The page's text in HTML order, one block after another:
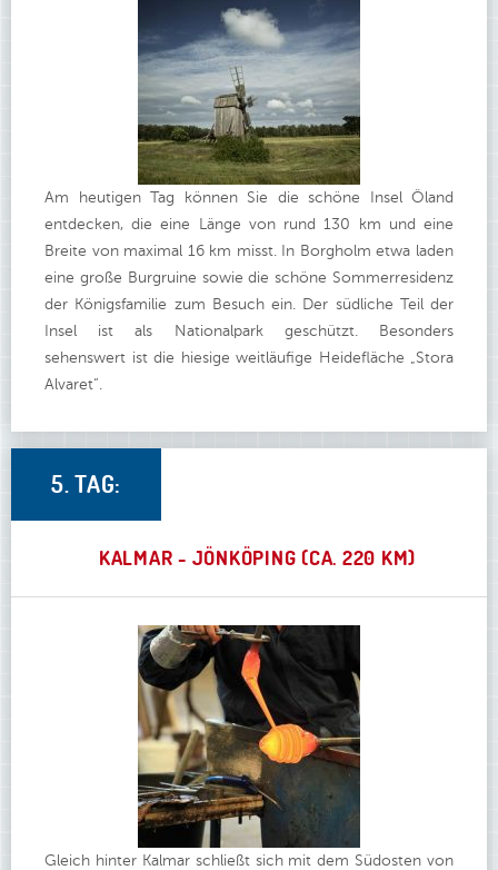
Am heutigen Tag können Sie die schöne Insel Öland
entdecken, die eine Länge von rund 130 km und eine
Breite von maximal 16 km misst. In Borgholm etwa laden
eine große Burgruine sowie die schöne Sommerresidenz
der Königsfamilie zum Besuch ein. Der südliche Teil der
Insel ist als Nationalpark geschützt. Besonders
sehenswert ist die hiesige weitläufige Heidefläche „Stora
Alvaret“.
5. TAG:
KALMAR - JÖNKÖPING (CA. 220 KM)
Gleich hinter Kalmar schließt sich mit dem Südosten von